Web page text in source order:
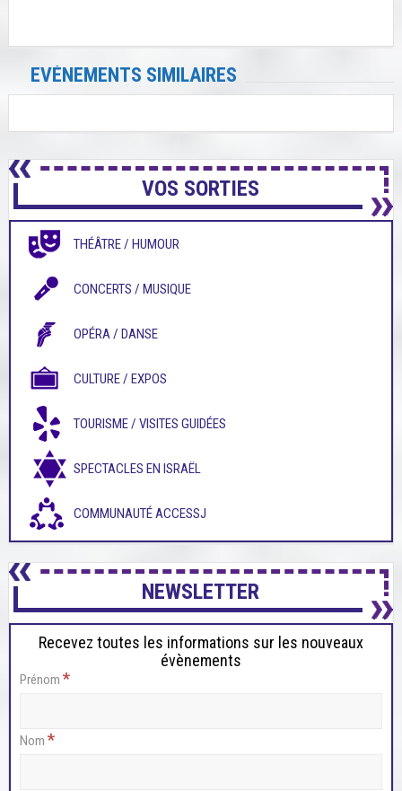
EVÉNEMENTS SIMILAIRES
VOS SORTIES
THÉÂTRE / HUMOUR
CONCERTS / MUSIQUE
OPÉRA / DANSE
CULTURE / EXPOS
TOURISME / VISITES GUIDÉES
SPECTACLES EN ISRAËL
COMMUNAUTÉ ACCESSJ
NEWSLETTER
Recevez toutes les informations sur les nouveaux
évènements
Prénom *
Nom *